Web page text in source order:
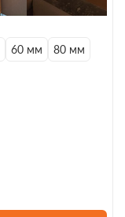
60 мм
80 мм